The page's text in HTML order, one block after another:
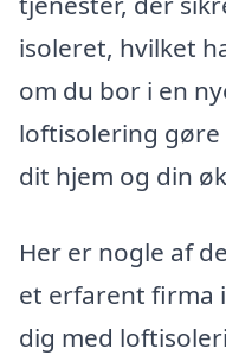
isoleret, hvilket
om du bor i en
loftisolering
dit hjem og din
Her er nogle af
et erfarent firma
dig med